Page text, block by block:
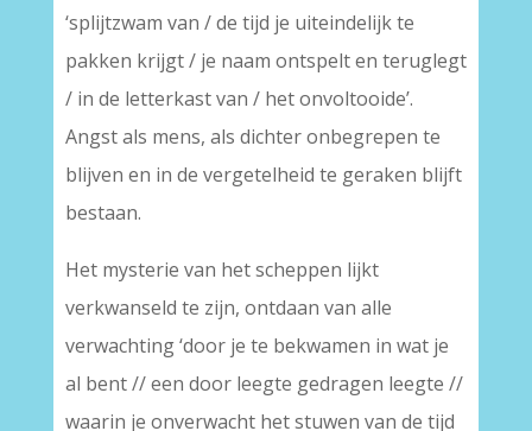
‘splijtzwam van / de tijd je uiteindelijk te
pakken krijgt / je naam ontspelt en teruglegt
/ in de letterkast van / het onvoltooide’.
Angst als mens, als dichter onbegrepen te
blijven en in de vergetelheid te geraken blijft
bestaan.
Het mysterie van het scheppen lijkt
verkwanseld te zijn, ontdaan van alle
verwachting ‘door je te bekwamen in wat je
al bent // een door leegte gedragen leegte //
waarin je onverwacht het stuwen van de tijd